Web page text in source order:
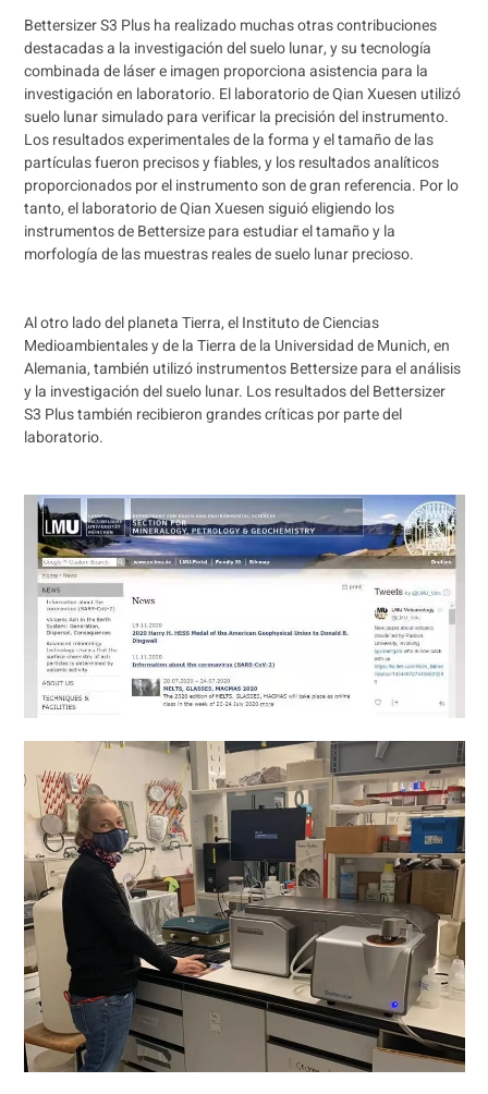
Bettersizer S3 Plus ha realizado muchas otras contribuciones
destacadas a la investigación del suelo lunar, y su tecnología
combinada de láser e imagen proporciona asistencia para la
investigación en laboratorio. El laboratorio de Qian Xuesen utilizó
suelo lunar simulado para verificar la precisión del instrumento.
Los resultados experimentales de la forma y el tamaño de las
partículas fueron precisos y fiables, y los resultados analíticos
proporcionados por el instrumento son de gran referencia. Por lo
tanto, el laboratorio de Qian Xuesen siguió eligiendo los
instrumentos de Bettersize para estudiar el tamaño y la
morfología de las muestras reales de suelo lunar precioso.
Al otro lado del planeta Tierra, el Instituto de Ciencias
Medioambientales y de la Tierra de la Universidad de Munich, en
Alemania, también utilizó instrumentos Bettersize para el análisis
y la investigación del suelo lunar. Los resultados del Bettersizer
S3 Plus también recibieron grandes críticas por parte del
laboratorio.